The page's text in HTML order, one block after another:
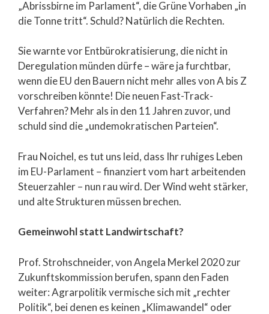
„Abrissbirne im Parlament“, die Grüne Vorhaben „in
die Tonne tritt“. Schuld? Natürlich die Rechten.
Sie warnte vor Entbürokratisierung, die nicht in
Deregulation münden dürfe – wäre ja furchtbar,
wenn die EU den Bauern nicht mehr alles von A bis Z
vorschreiben könnte! Die neuen Fast-Track-
Verfahren? Mehr als in den 11 Jahren zuvor, und
schuld sind die „undemokratischen Parteien“.
Frau Noichel, es tut uns leid, dass Ihr ruhiges Leben
im EU-Parlament – finanziert vom hart arbeitenden
Steuerzahler – nun rau wird. Der Wind weht stärker,
und alte Strukturen müssen brechen.
Gemeinwohl statt Landwirtschaft?
Prof. Strohschneider, von Angela Merkel 2020 zur
Zukunftskommission berufen, spann den Faden
weiter: Agrarpolitik vermische sich mit „rechter
Politik“, bei denen es keinen „Klimawandel“ oder